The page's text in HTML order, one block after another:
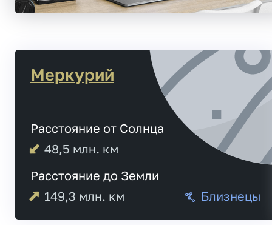
Меркурий
Расстояние от Солнца
48,5 млн. км
Расстояние до Земли
149,3 млн. км Близнецы